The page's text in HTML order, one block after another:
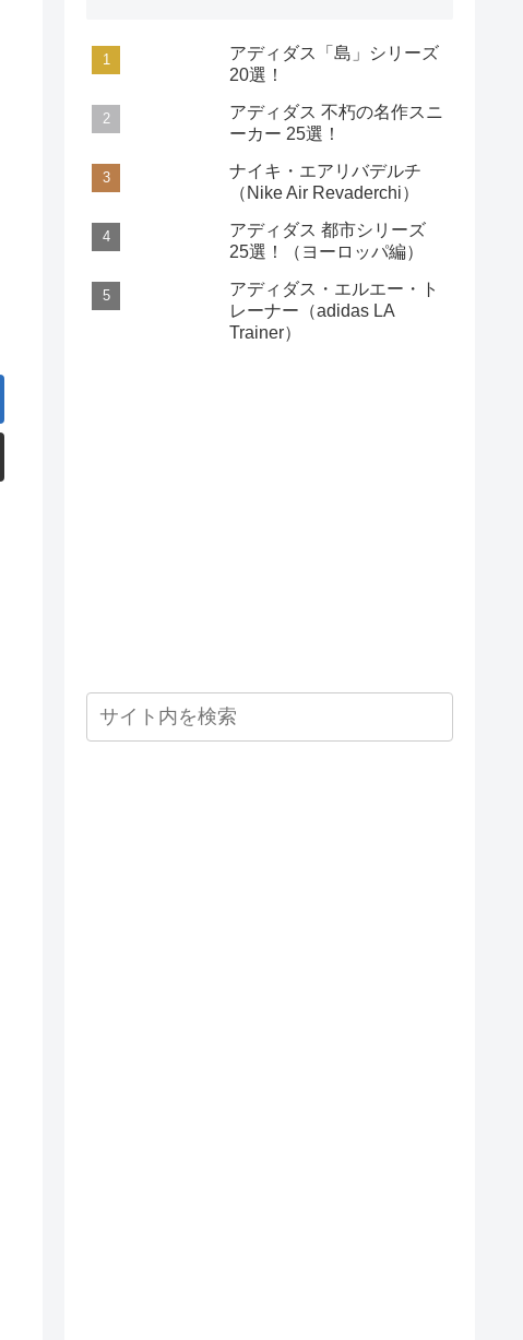
アディダス「島」シリーズ
20選！
アディダス 不朽の名作スニ
ーカー 25選！
ナイキ・エアリバデルチ
（Nike Air Revaderchi）
アディダス 都市シリーズ
25選！（ヨーロッパ編）
アディダス・エルエー・ト
レーナー（adidas LA
Trainer）